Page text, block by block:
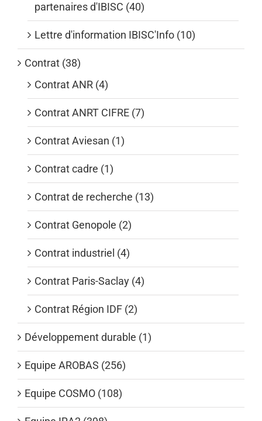
partenaires d'IBISC (40)
Lettre d'information IBISC'Info (10)
Contrat (38)
Contrat ANR (4)
Contrat ANRT CIFRE (7)
Contrat Aviesan (1)
Contrat cadre (1)
Contrat de recherche (13)
Contrat Genopole (2)
Contrat industriel (4)
Contrat Paris-Saclay (4)
Contrat Région IDF (2)
Développement durable (1)
Equipe AROBAS (256)
Equipe COSMO (108)